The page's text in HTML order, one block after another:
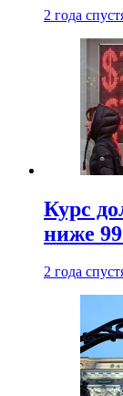
2 года
Курс
ниже
2 года